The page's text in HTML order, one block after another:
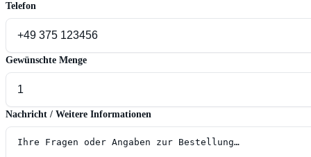
Telefon
Gewünschte Menge
Nachricht / Weitere Informationen